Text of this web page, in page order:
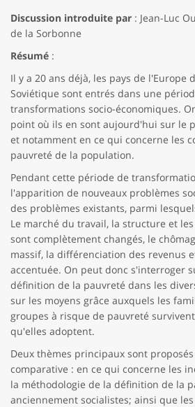
Discussion introduite par : Jean-Luc
de la Sorbonne
Résumé :
Il y a 20 ans déjà, les pays de l'Europe
Soviétique sont entrés dans une
transformations socio-économiques.
point où ils en sont aujourd'hui sur le
et notamment en ce qui concerne les
pauvreté de la population.
Pendant cette période de
l'apparition de nouveaux problèmes
des problèmes existants, parmi
Le marché du travail, la structure et
sont complètement changés, le
massif, la différenciation des revenus
accentuée. On peut donc s'interroger
définition de la pauvreté dans les
sur les moyens grâce auxquels les
groupes à risque de pauvreté
qu'elles adoptent.
Deux thèmes principaux sont
comparative : en ce qui concerne les
la méthodologie de la définition de la
anciennement socialistes; ainsi que